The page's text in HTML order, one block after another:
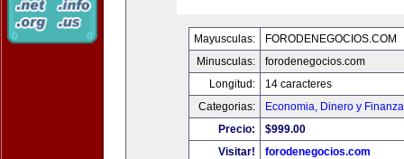
Mayusculas:
FORODENEGOCIOS.COM
Minusculas:
forodenegocios.com
Longitud:
14 caracteres
Categorias:
Economia, Dinero y
Precio:
$999.00
Visitar!
forodenegocios.com